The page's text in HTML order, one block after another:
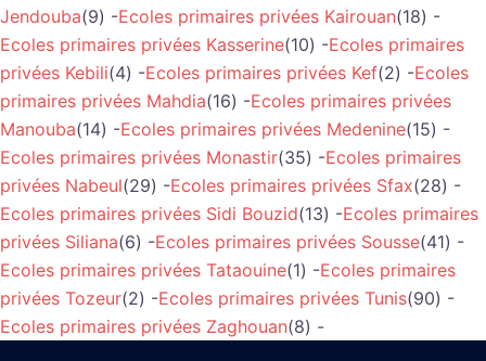
Jendouba(9) -Ecoles primaires privées Kairouan(18) -
Ecoles primaires privées Kasserine(10) -Ecoles primaires
privées Kebili(4) -Ecoles primaires privées Kef(2) -Ecoles
primaires privées Mahdia(16) -Ecoles primaires privées
Manouba(14) -Ecoles primaires privées Medenine(15) -
Ecoles primaires privées Monastir(35) -Ecoles primaires
privées Nabeul(29) -Ecoles primaires privées Sfax(28) -
Ecoles primaires privées Sidi Bouzid(13) -Ecoles primaires
privées Siliana(6) -Ecoles primaires privées Sousse(41) -
Ecoles primaires privées Tataouine(1) -Ecoles primaires
privées Tozeur(2) -Ecoles primaires privées Tunis(90) -
Ecoles primaires privées Zaghouan(8) -